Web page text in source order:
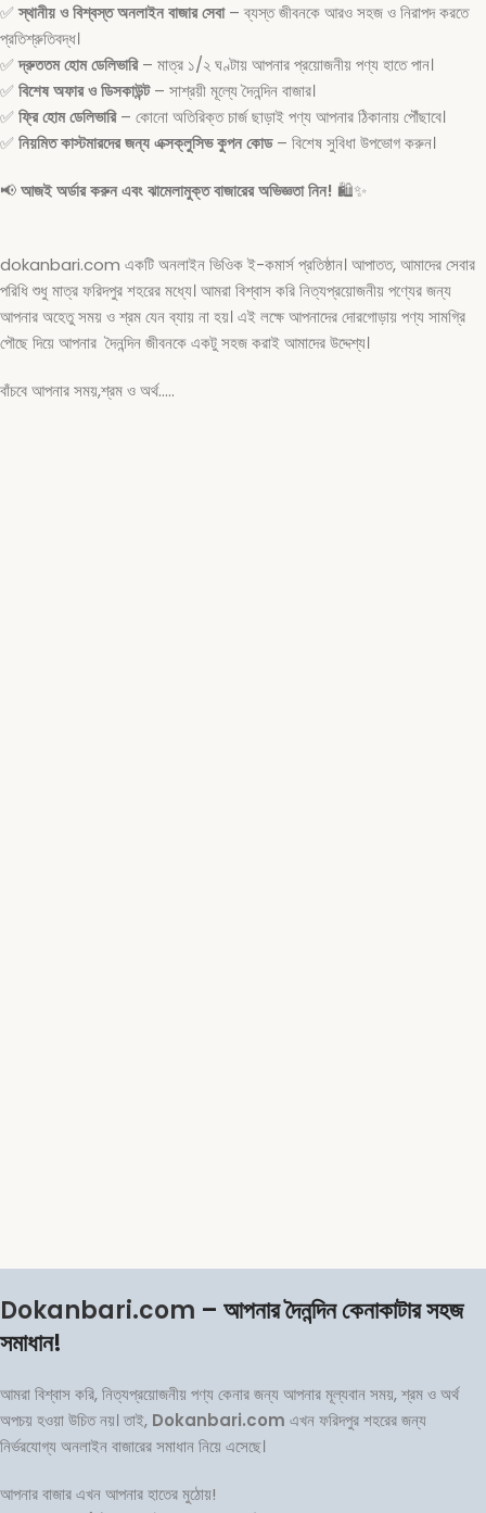
✅স্থানীয় ও বিশ্বস্ত অনলাইন বাজার সেবা– ব্যস্ত জীবনকে আরও সহজ ও নিরাপদ করতে
প্রতিশ্রুতিবদ্ধ।
✅দ্রুততম হোম ডেলিভারি– মাত্র ১/২ ঘণ্টায় আপনার প্রয়োজনীয় পণ্য হাতে পান।
✅ বিশেষ অফার ও ডিসকাউন্ট– সাশ্রয়ী মূল্যে দৈনন্দিন বাজার।
✅ ফ্রি হোম ডেলিভারি– কোনো অতিরিক্ত চার্জ ছাড়াই পণ্য আপনার ঠিকানায় পৌঁছাবে।
✅ নিয়মিত কাস্টমারদের জন্য এক্সক্লুসিভ কুপন কোড– বিশেষ সুবিধা উপভোগ করুন।
📢আজই অর্ডার করুন এবং ঝামেলামুক্ত বাজারের অভিজ্ঞতা নিন! 🛍️✨
dokanbari.com একটি অনলাইন ভিওিক ই-কমার্স প্রতিষ্ঠান। আপাতত, আমাদের সেবার
পরিধি শুধু মাত্র ফরিদপুর শহরের মধ্যে। আমরা বিশ্বাস করি নিত্যপ্রয়োজনীয় পণ্যের জন্য
আপনার অহেতু সময় ও শ্রম যেন ব্যায় না হয়। এই লক্ষে আপনাদের দোরগোড়ায় পণ্য সামগ্রি
পৌছে দিয়ে আপনার দৈনন্দিন জীবনকে একটু সহজ করাই আমাদের উদ্দেশ্য।
বাঁচবে আপনার সময়,শ্রম ও অর্থ…..
Dokanbari.com – আপনার দৈনন্দিন কেনাকাটার সহজ
সমাধান!
আমরা বিশ্বাস করি, নিত্যপ্রয়োজনীয় পণ্য কেনার জন্য আপনার মূল্যবান সময়, শ্রম ও অর্থ
অপচয় হওয়া উচিত নয়। তাই, Dokanbari.com এখন ফরিদপুর শহরের জন্য
নির্ভরযোগ্য অনলাইন বাজারের সমাধান নিয়ে এসেছে।
আপনার বাজার এখন আপনার হাতের মুঠোয়!